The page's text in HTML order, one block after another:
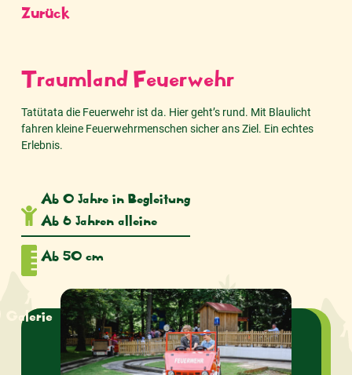
Zurück
Traumland Feuerwehr
Tatütata die Feuerwehr ist da. Hier geht’s rund. Mit Blaulicht
fahren kleine Feuerwehrmenschen sicher ans Ziel. Ein echtes
Erlebnis.
Ab 0 Jahre in Begleitung
Ab 6 Jahren alleine
Ab 50 cm